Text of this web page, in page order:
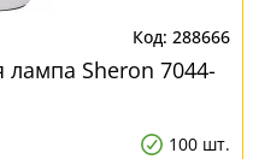
288666
лампа Sheron 7044-
100 шт.